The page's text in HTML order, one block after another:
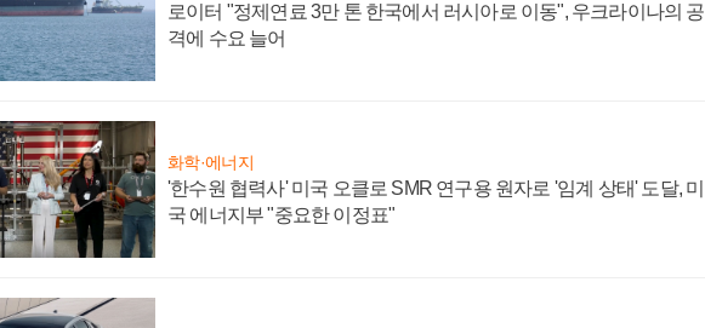
로이터 "정제연료 3만 톤 한국에서 러시아로 이동", 우크라이나의 공
격에 수요 늘어
화학·에너지
'한수원 협력사' 미국 오클로 SMR 연구용 원자로 '임계 상태' 도달, 미
국 에너지부 "중요한 이정표"